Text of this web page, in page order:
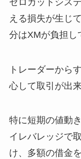
える損失が生じ
分はXMが負担し
トレーダーから
心して取引が出来
特に短期の値動
イレバレッジで
け、多額の借金